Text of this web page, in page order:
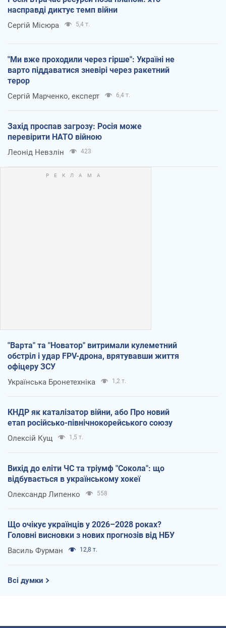
насправді диктує темп війни
Сергій Місюра 5,4 т.
"Ми вже проходили через гірше": Україні не
варто піддаватися зневірі через ракетний
терор
Сергій Марченко, експерт 6,4 т.
Захід проспав загрозу: Росія може
перевірити НАТО війною
Леонід Невзлін 423
"Варта" та "Новатор" витримали кулеметний
обстріл і удар FPV-дрона, врятувавши життя
офіцеру ЗСУ
Українська Бронетехніка 1,2 т.
КНДР як каталізатор війни, або Про новий
етап російсько-північнокорейського союзу
Олексій Кущ 1,5 т.
Вихід до еліти ЧС та тріумф "Сокола": що
відбувається в українському хокеї
Олександр Липенко 558
Що очікує українців у 2026–2028 роках?
Головні висновки з нових прогнозів від НБУ
Василь Фурман 12,8 т.
Всі думки